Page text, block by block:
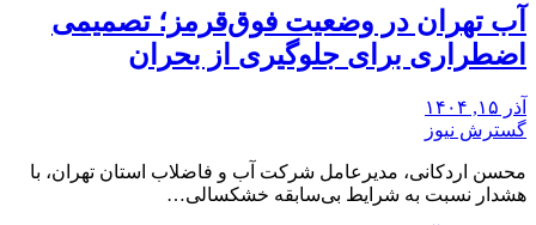
آب تهران در وضعیت فوق‌قرمز؛ تصمیمی
اضطراری برای جلوگیری از بحران
آذر ۱۵, ۱۴۰۴
گسترش نیوز
محسن اردکانی، مدیرعامل شرکت آب و فاضلاب استان تهران، با
هشدار نسبت به شرایط بی‌سابقه خشکسالی…